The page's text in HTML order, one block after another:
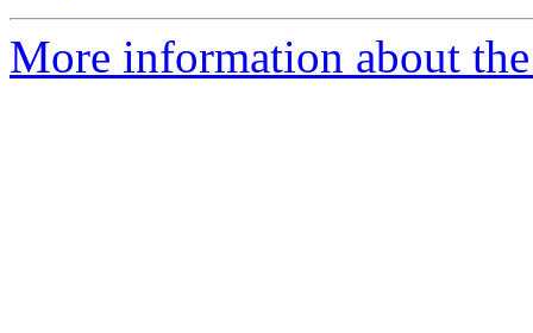
More information about